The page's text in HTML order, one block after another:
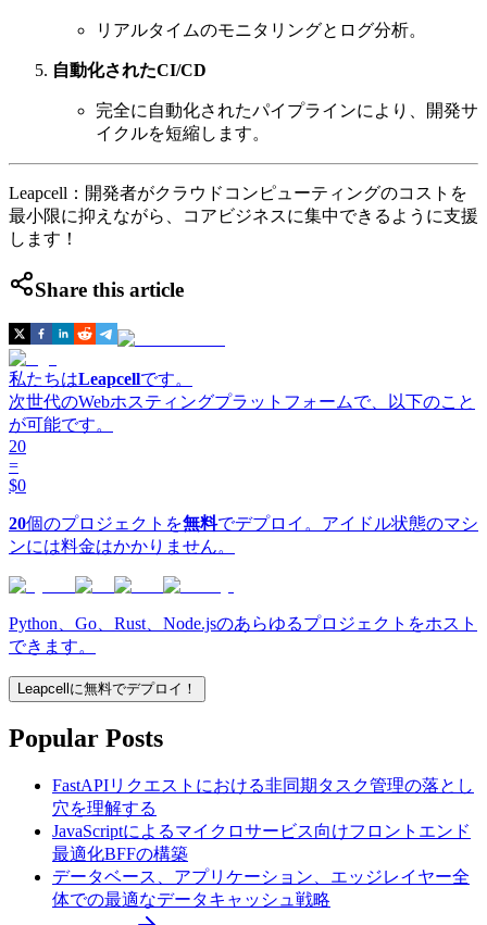
リアルタイムのモニタリングとログ分析。
自動化されたCI/CD
完全に自動化されたパイプラインにより、開発サ
イクルを短縮します。
Leapcell：開発者がクラウドコンピューティングのコストを
最小限に抑えながら、コアビジネスに集中できるように支援
します！
Share this article
私たちはLeapcellです。
次世代のWebホスティングプラットフォームで、以下のこと
が可能です。
20
=
$0
20個のプロジェクトを無料でデプロイ。アイドル状態のマシ
ンには料金はかかりません。
Python、Go、Rust、Node.jsのあらゆるプロジェクトをホスト
できます。
Leapcellに無料でデプロイ！
Popular Posts
FastAPIリクエストにおける非同期タスク管理の落とし
穴を理解する
JavaScriptによるマイクロサービス向けフロントエンド
最適化BFFの構築
データベース、アプリケーション、エッジレイヤー全
体での最適なデータキャッシュ戦略